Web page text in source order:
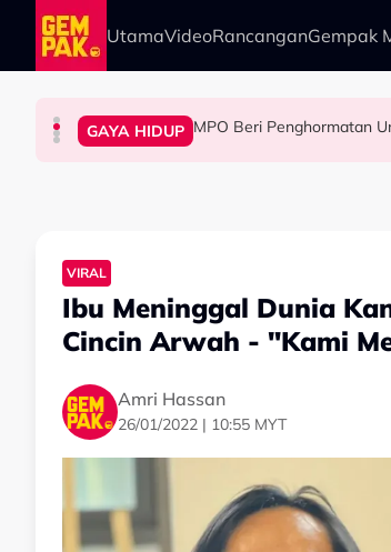
Skip to main content
UtamaVideoRancanganGempak
HIBURAN Zain Saidin Syukur Kembali
GAYA HIDUP MPO Beri Penghormatan
HIBURAN “Harapnya Tahun Ini Terakhir
HIBURAN Yusry Belum Terfikir Masuk
VIRAL
Ibu Meninggal Dunia
Cincin Arwah - "Kami
Amri Hassan
26/01/2022 | 10:55 MYT